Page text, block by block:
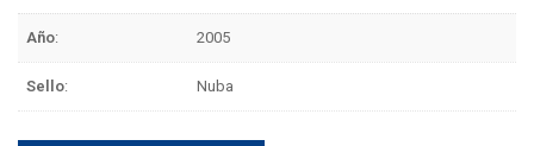
Año: 2005
Sello: Nuba